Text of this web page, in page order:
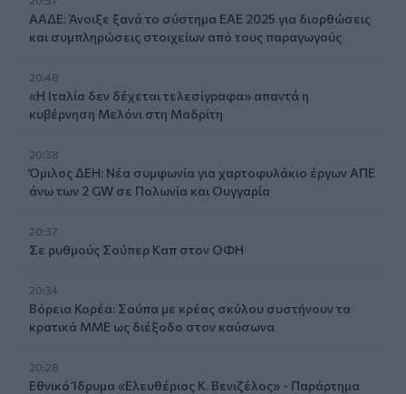
ΑΑΔΕ: Άνοιξε ξανά το σύστημα ΕΑΕ 2025 για διορθώσεις
και συμπληρώσεις στοιχείων από τους παραγωγούς
20:48
«Η Ιταλία δεν δέχεται τελεσίγραφα» απαντά η
κυβέρνηση Μελόνι στη Μαδρίτη
20:38
Όμιλος ΔΕΗ: Νέα συμφωνία για χαρτοφυλάκιο έργων ΑΠΕ
άνω των 2 GW σε Πολωνία και Ουγγαρία
20:37
Σε ρυθμούς Σούπερ Καπ στον ΟΦΗ
20:34
Βόρεια Κορέα: Σούπα με κρέας σκύλου συστήνουν τα
κρατικά ΜΜΕ ως διέξοδο στον καύσωνα
20:28
Εθνικό Ίδρυμα «Ελευθέριος Κ. Βενιζέλος» - Παράρτημα